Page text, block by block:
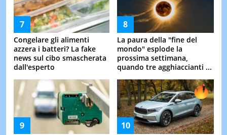
Congelare gli alimenti
azzera i batteri? La fake
news sul cibo smascherata
dall'esperto
La paura della "fine del
mondo" esplode la
prossima settimana,
quando tre agghiaccianti ...